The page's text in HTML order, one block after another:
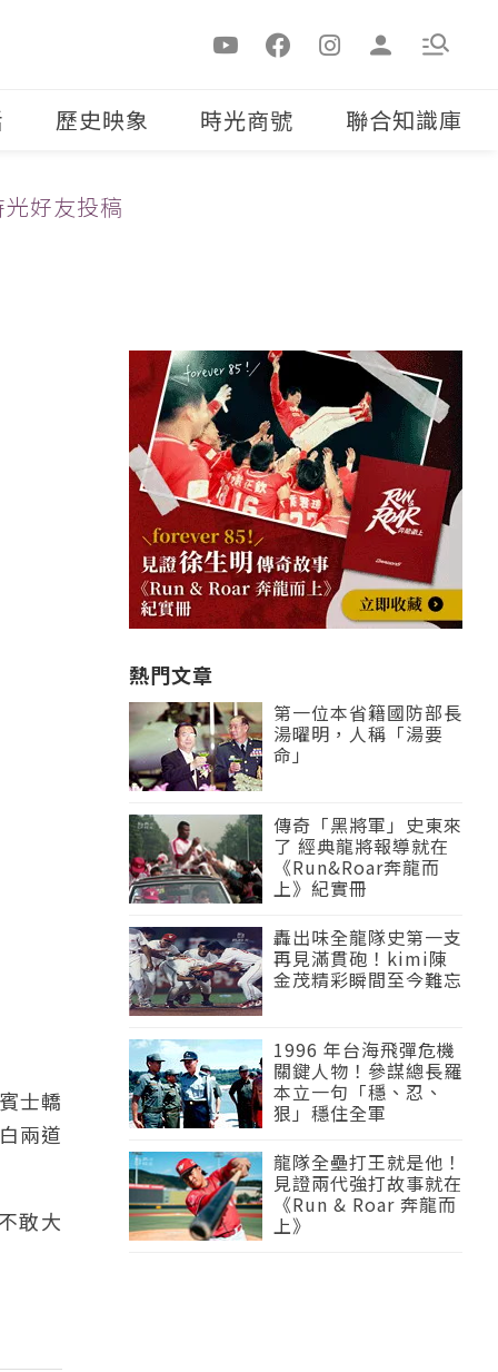
歷史映象 時光商號 聯合知識庫
光好友投稿
士轎
兩道
敢大
熱門文章
第一位本省籍國防部長
湯曜明，人稱「湯要
命」
傳奇「黑將軍」史東來
了 經典龍將報導就在
《Run&Roar奔龍而
上》紀實冊
轟出味全龍隊史第一支
再見滿貫砲！kimi陳
金茂精彩瞬間至今難忘
1996 年台海飛彈危機
關鍵人物！參謀總長羅
本立一句「穩、忍、
狠」穩住全軍
龍隊全壘打王就是他！
見證兩代強打故事就在
《Run & Roar 奔龍而
上》